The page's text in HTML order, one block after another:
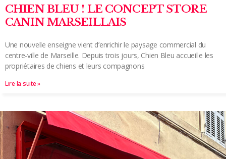
CHIEN BLEU ! LE CONCEPT STORE
CANIN MARSEILLAIS
Une nouvelle enseigne vient d’enrichir le paysage commercial du
centre-ville de Marseille. Depuis trois jours, Chien Bleu accueille les
propriétaires de chiens et leurs compagnons
Lire la suite »